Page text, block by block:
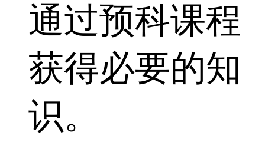
通过预科课程
获得必要的知
识。